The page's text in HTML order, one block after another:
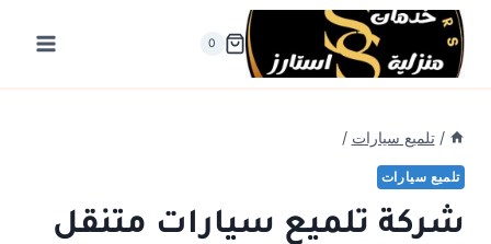
التجاوز
المحتوى
0
/ تلميع سيارات /
تلميع سيارات
شركة تلميع سيارات متنقل